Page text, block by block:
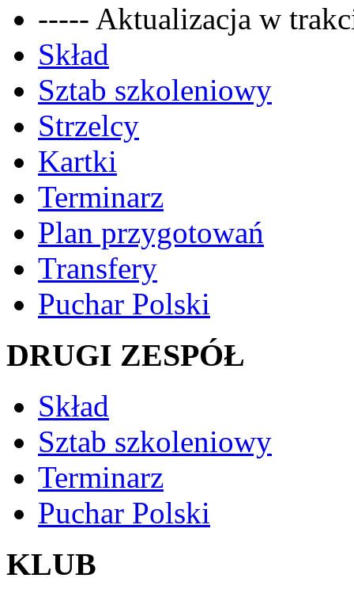
----- Aktualizacja w
Skład
Sztab szkoleniowy
Strzelcy
Kartki
Terminarz
Plan przygotowań
Transfery
Puchar Polski
DRUGI ZESPÓŁ
Skład
Sztab szkoleniowy
Terminarz
Puchar Polski
KLUB